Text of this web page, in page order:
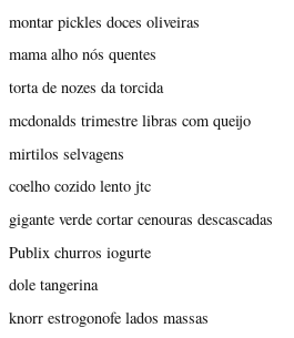
montar pickles doces oliveiras
mama alho nós quentes
torta de nozes da torcida
mcdonalds trimestre libras com queijo
mirtilos selvagens
coelho cozido lento jtc
gigante verde cortar cenouras descascadas
Publix churros iogurte
dole tangerina
knorr estrogonofe lados massas